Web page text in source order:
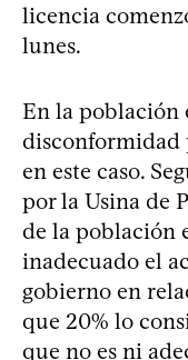
licencia
lunes.
En la población
en este caso.
por la Usina de
de la población
inadecuado el
gobierno en
que 20% lo
que no es ni